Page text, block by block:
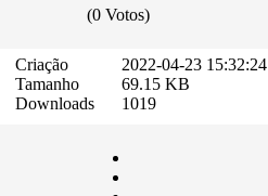
(0 Votos)
Criação
Tamanho
Downloads
2022-04-23 15:32:24
69.15 KB
1019